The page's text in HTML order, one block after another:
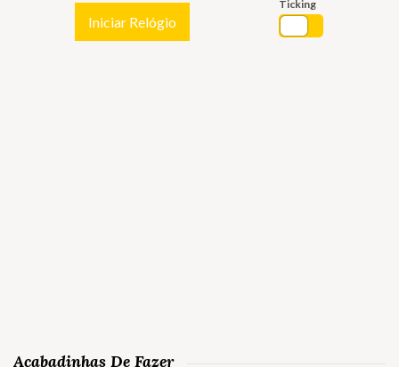
Iniciar Relógio
Ticking
Acabadinhas De Fazer